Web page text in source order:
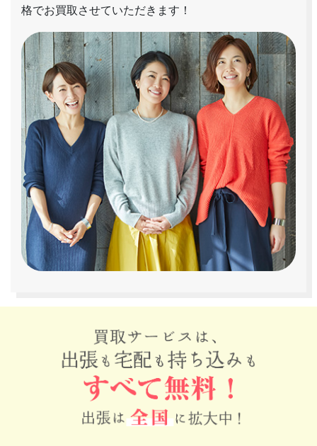
格でお買取させていただきます！